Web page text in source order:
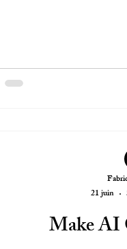
Make AI
21 juin